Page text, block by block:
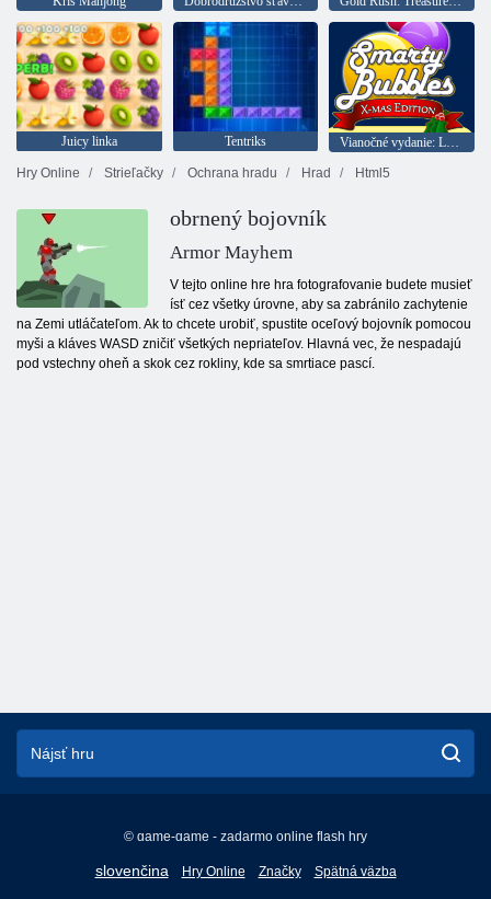
Juicy linka Tentriks
Vianočné vydanie: Legrační bubliny
Hry Online
Strieľačky Ochrana hradu Hrad Html5
obrnený bojovník
Armor Mayhem
V tejto online hre hra fotografovanie budete musieť
ísť cez všetky úrovne, aby sa zabránilo zachytenie
na Zemi utláčateľom. Ak to chcete urobiť, spustite oceľový bojovník pomocou
myši a kláves WASD zničiť všetkých nepriateľov. Hlavná vec, že ​​nespadajú
pod vstechny oheň a skok cez rokliny, kde sa smrtiace pascí.
© game-game - zadarmo online flash hry
slovenčina
English
Hry Online Značky Spätná väzba